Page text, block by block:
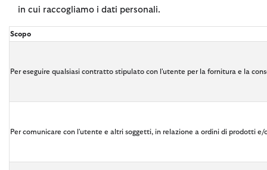
in cui raccogliamo i dati personali.
Scopo
Per eseguire qualsiasi contratto stipulato con l'utente per la fornitura e la
Per comunicare con l'utente e altri soggetti, in relazione a ordini di prodotti e/